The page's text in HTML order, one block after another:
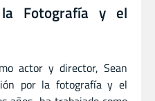
Fotografía y el
actor y director, Sean
por la fotografía y el